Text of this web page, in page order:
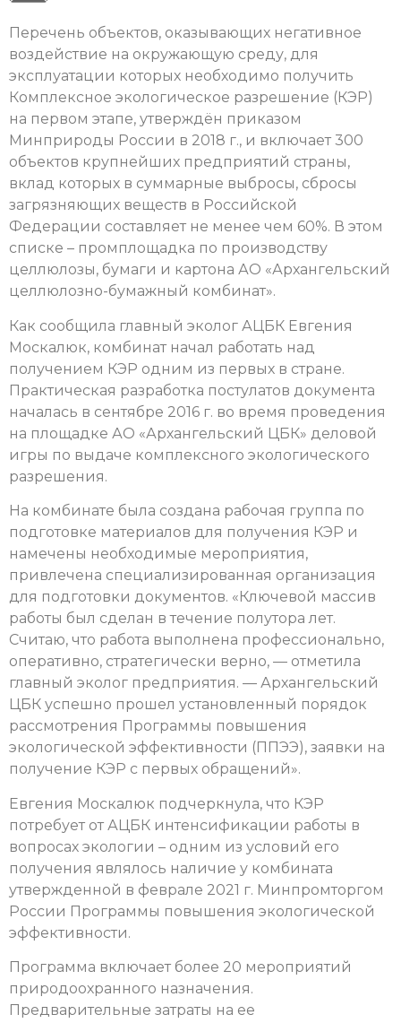
Перечень объектов, оказывающих негативное
воздействие на окружающую среду, для
эксплуатации которых необходимо получить
Комплексное экологическое разрешение (КЭР)
на первом этапе, утверждён приказом
Минприроды России в 2018 г., и включает 300
объектов крупнейших предприятий страны,
вклад которых в суммарные выбросы, сбросы
загрязняющих веществ в Российской
Федерации составляет не менее чем 60%. В этом
списке – промплощадка по производству
целлюлозы, бумаги и картона АО «Архангельский
целлюлозно-бумажный комбинат».
Как сообщила главный эколог АЦБК Евгения
Москалюк, комбинат начал работать над
получением КЭР одним из первых в стране.
Практическая разработка постулатов документа
началась в сентябре 2016 г. во время проведения
на площадке АО «Архангельский ЦБК» деловой
игры по выдаче комплексного экологического
разрешения.
На комбинате была создана рабочая группа по
подготовке материалов для получения КЭР и
намечены необходимые мероприятия,
привлечена специализированная организация
для подготовки документов. «Ключевой массив
работы был сделан в течение полутора лет.
Считаю, что работа выполнена профессионально,
оперативно, стратегически верно, — отметила
главный эколог предприятия. — Архангельский
ЦБК успешно прошел установленный порядок
рассмотрения Программы повышения
экологической эффективности (ППЭЭ), заявки на
получение КЭР с первых обращений».
Евгения Москалюк подчеркнула, что КЭР
потребует от АЦБК интенсификации работы в
вопросах экологии – одним из условий его
получения являлось наличие у комбината
утвержденной в феврале 2021 г. Минпромторгом
России Программы повышения экологической
эффективности.
Программа включает более 20 мероприятий
природоохранного назначения.
Предварительные затраты на ее